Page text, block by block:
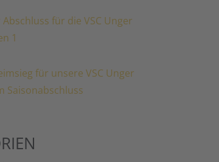
für die VSC Unger
1
für unsere VSC Unger
Saisonabschluss